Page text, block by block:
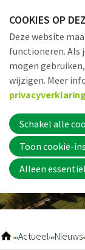
links
over
Jump
to
navigation
to
main
content
Actueel Nieuws
COOKIES OP
Deze website
functioneren. Als
mogen
wijzigen. Meer
privacyverklaring
Schakel alle
Toon cookie-
Alleen